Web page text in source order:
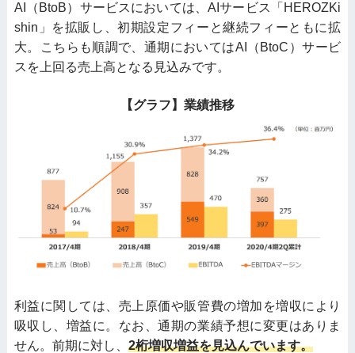
AI（BtoB）サービスにおいては、AIサービス「HEROZKi
shin」を拡販し、初期設定フィーと継続フィーともに拡
大。こちらも順調で、通期においてはAI（BtoC）サービ
スを上回る売上高となる見込みです。
【グラフ】業績推移
利益に関しては、売上原価や販管費の増加を増収により
吸収し、増益に。なお、通期の業績予想に変更はありま
せん。前期に対し、 2桁増収増益を見込んでいます。